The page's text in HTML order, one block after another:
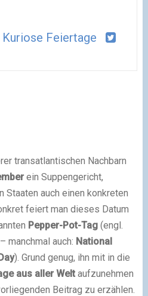
Kuriose Feiertage
transatlantischen Nachbarn
ein Suppengericht,
Staaten auch einen konkreten
feiert man dieses Datum
Pepper-Pot-Tag(engl.
– manchmal auch: National
). Grund genug, ihn mit in die
aus aller Weltaufzunehmen
Beitrag zu erzählen.